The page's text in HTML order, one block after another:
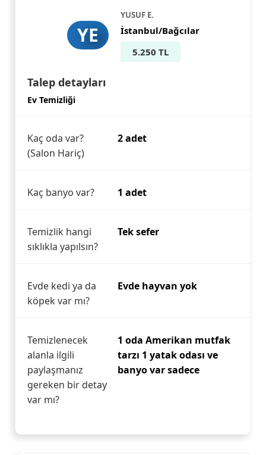
YE
YUSUF E.
İstanbul/Bağcılar
5.250 TL
Talep detayları
Ev Temizliği
Kaç oda var?
(Salon Hariç)
2 adet
Kaç banyo var? 1 adet
Temizlik hangi
sıklıkla yapılsın?
Tek sefer
Evde kedi ya da
köpek var mı?
Evde hayvan yok
Temizlenecek
alanla ilgili
paylaşmanız
gereken bir detay
var mı?
1 oda Amerikan mutfak
tarzı 1 yatak odası ve
banyo var sadece